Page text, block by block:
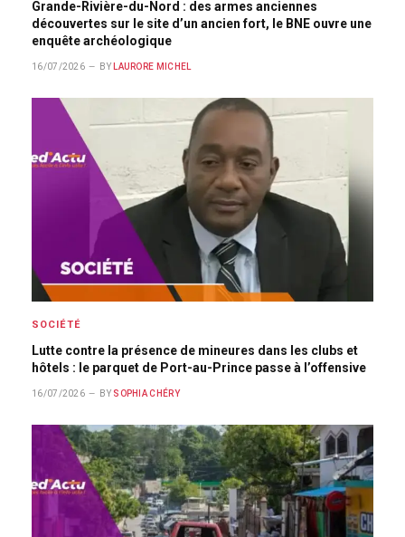
Grande-Rivière-du-Nord : des armes anciennes
découvertes sur le site d’un ancien fort, le BNE ouvre une
enquête archéologique
16/07/2026 BY LAURORE MICHEL
SOCIÉTÉ
Lutte contre la présence de mineures dans les clubs et
hôtels : le parquet de Port-au-Prince passe à l’offensive
16/07/2026 BY SOPHIA CHÉRY